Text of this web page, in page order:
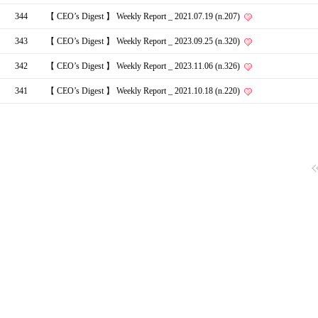
344 【 CEO’s Digest 】 Weekly Report _ 2021.07.19 (n.207)
343 【 CEO’s Digest 】 Weekly Report _ 2023.09.25 (n.320)
342 【 CEO’s Digest 】 Weekly Report _ 2023.11.06 (n.326)
341 【 CEO’s Digest 】 Weekly Report _ 2021.10.18 (n.220)